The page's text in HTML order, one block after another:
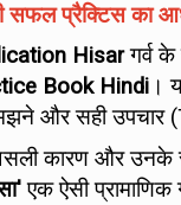
सफल प्रैक्टिस का
Hisarगर्व के
Book Hindi ।
और सही उपचार
कारण और उनके
एक ऐसी